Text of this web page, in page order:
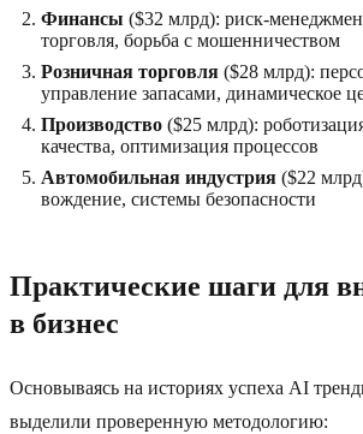
Финансы ($32 млрд): риск-
торговля, борьба с мошенничеством
Розничная торговля ($28 млрд):
управление запасами, динамическое
Производство ($25 млрд):
качества, оптимизация процессов
Автомобильная индустрия ($22
вождение, системы безопасности
Практические шаги для
в бизнес
Основываясь на историях успеха AI
выделили проверенную методологию: